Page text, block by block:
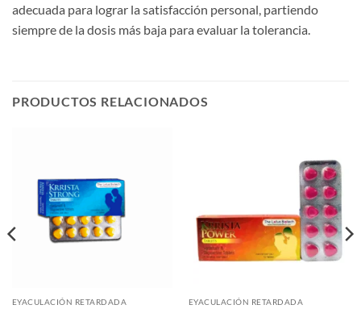
adecuada para lograr la satisfacción personal, partiendo
siempre de la dosis más baja para evaluar la tolerancia.
PRODUCTOS RELACIONADOS
EYACULACIÓN RETARDADA EYACULACIÓN RETARDADA